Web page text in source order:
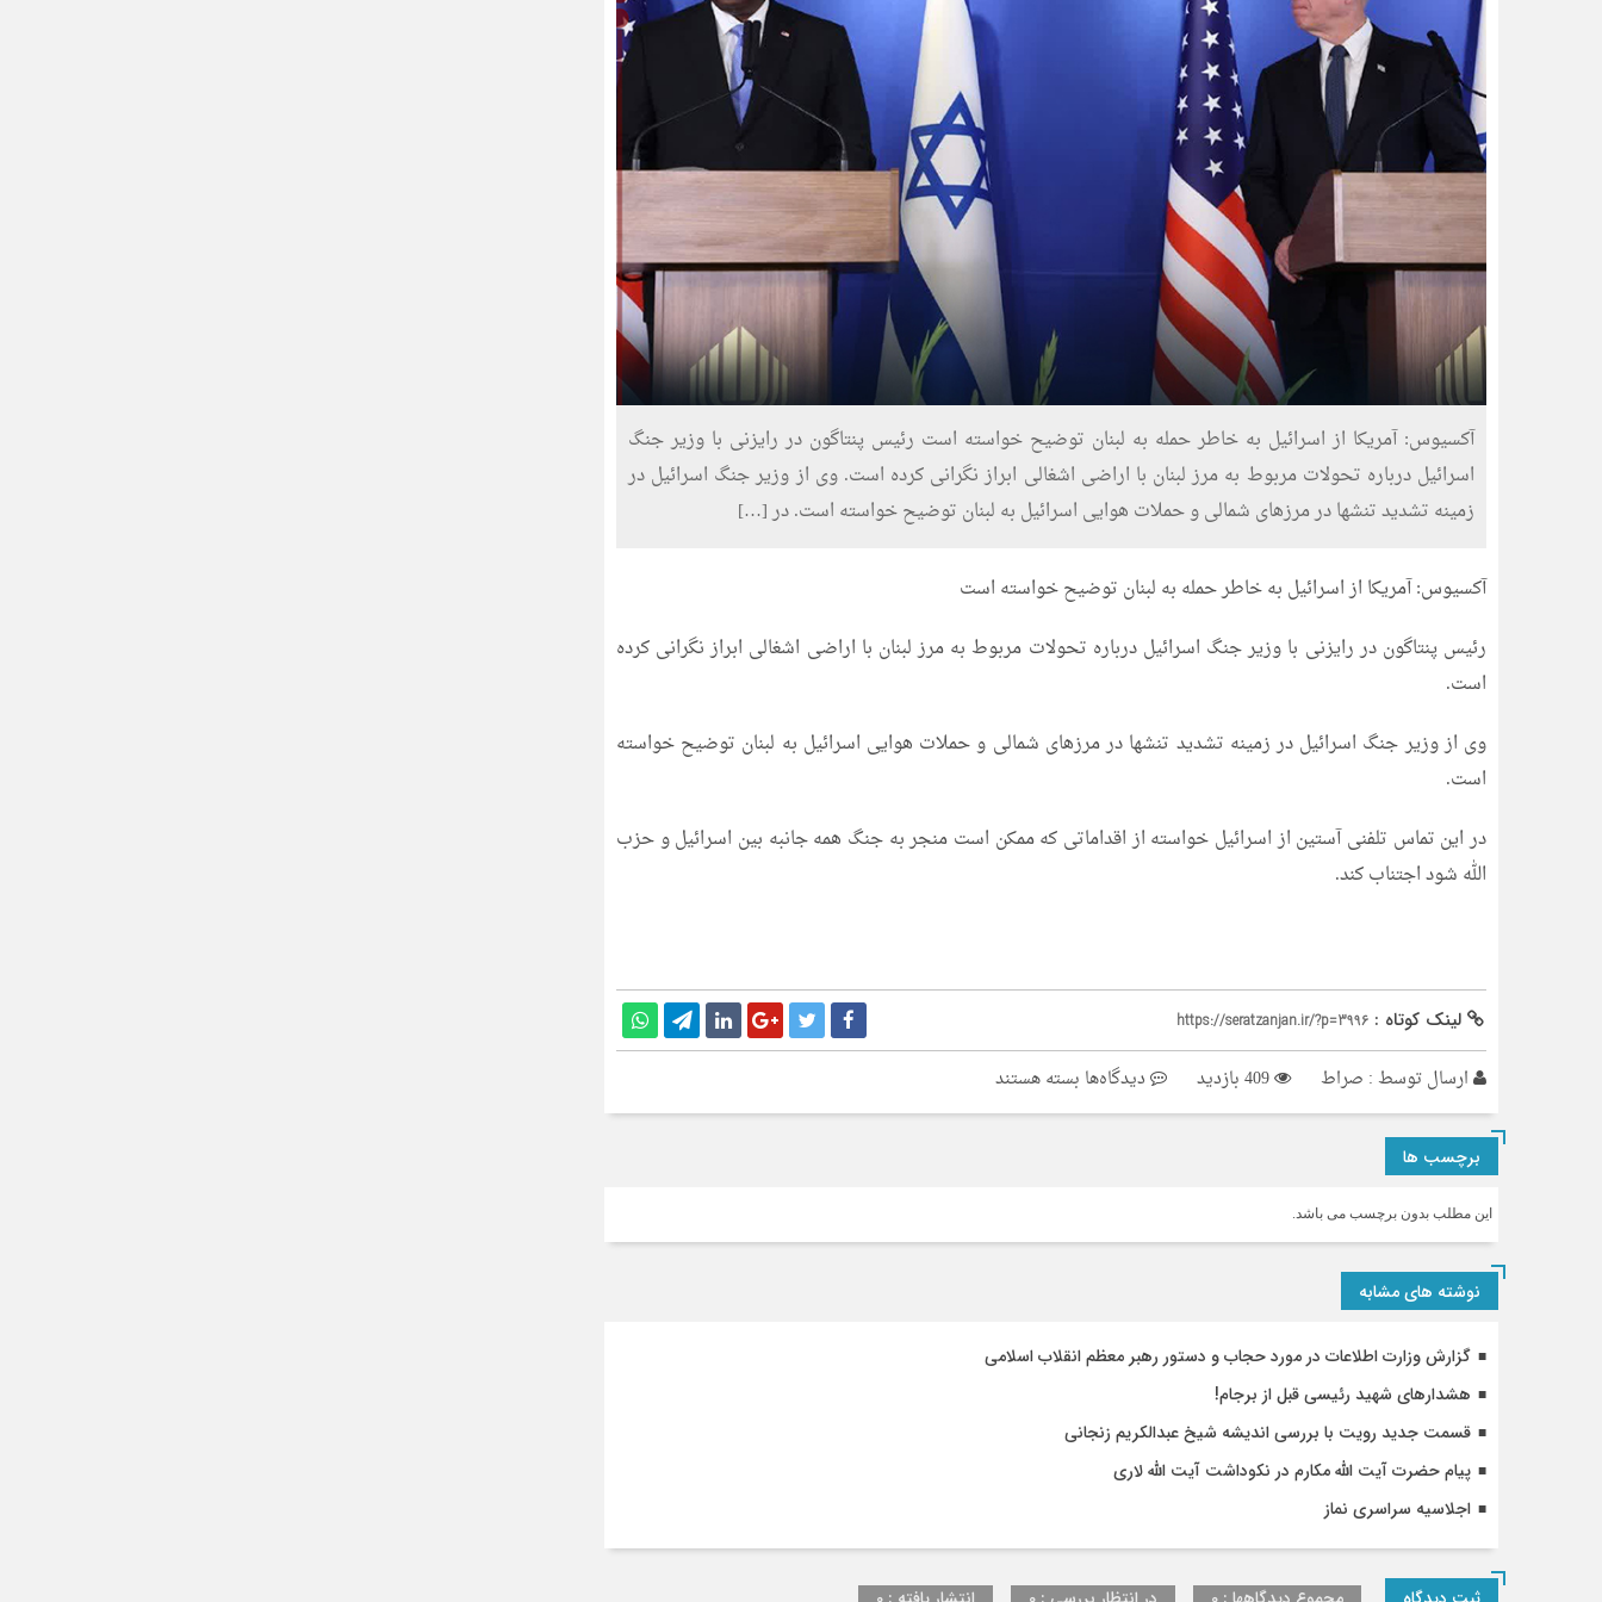
آکسیوس: آمریکا از اسرائیل به خاطر حمله به لبنان توضیح خواسته است رئیس پنتاگون در رایزنی با وزیر جنگ
اسرائیل درباره تحولات مربوط به مرز لبنان با اراضی اشغالی ابراز نگرانی کرده است. وی از وزیر جنگ اسرائیل در
زمینه تشدید تنشها در مرزهای شمالی و حملات هوایی اسرائیل به لبنان توضیح خواسته است. در […]
آکسیوس: آمریکا از اسرائیل به خاطر حمله به لبنان توضیح خواسته است
رئیس پنتاگون در رایزنی با وزیر جنگ اسرائیل درباره تحولات مربوط به مرز لبنان با اراضی اشغالی ابراز نگرانی کرده
است.
وی از وزیر جنگ اسرائیل در زمینه تشدید تنشها در مرزهای شمالی و حملات هوایی اسرائیل به لبنان توضیح خواسته
است.
در این تماس تلفنی آستین از اسرائیل خواسته از اقداماتی که ممکن است منجر به جنگ همه جانبه بین اسرائیل و حزب
الله شود اجتناب کند.
لینک کوتاه : https://seratzanjan.ir/?p=3996
ارسال توسط : صراط دیدگاه‌ها برای
از
الله
بسته هستند
برچسب ها
این مطلب بدون برچسب می باشد.
نوشته های مشابه
گزارش وزارت اطلاعات در مورد حجاب و دستور رهبر معظم انقلاب اسلامی
هشدارهای ‎شهید رئیسی قبل از برجام!
قسمت جدید رویت با بررسی اندیشه شیخ عبدالکریم زنجانی
پیام حضرت آیت الله مکارم در نکوداشت آیت الله ﻻری
اجلاسیه سراسری نماز